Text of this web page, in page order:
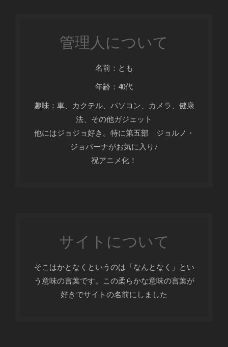
管理人について
名前：とも
年齢：40代
趣味：車、カクテル、パソコン、カメラ、健康
法、その他ガジェット
他にはジョジョ好き。特に第五部 ジョルノ・
ジョバーナがお気に入り♪
祝アニメ化！
サイトについて
そこはかとなくというのは「なんとなく」とい
う意味の言葉です。この柔らかな意味の言葉が
好きでサイトの名前にしました